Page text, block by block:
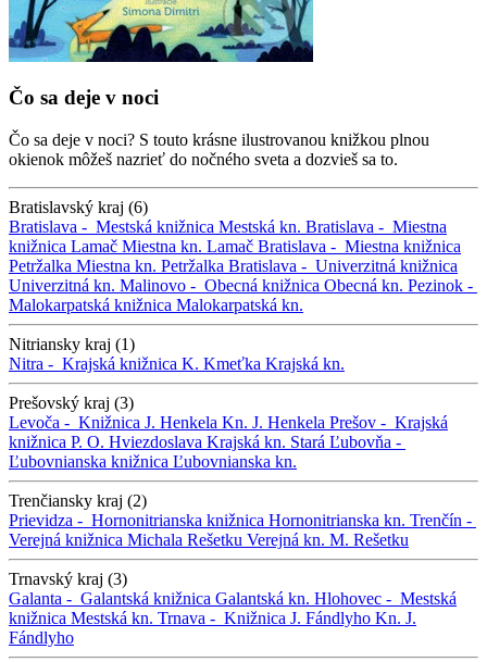
Čo sa deje v noci
Čo sa deje v noci? S touto krásne ilustrovanou knižkou plnou
okienok môžeš nazrieť do nočného sveta a dozvieš sa to.
Bratislavský kraj (6)
Bratislava - Mestská knižnica Mestská kn. Bratislava - Miestna
knižnica Lamač Miestna kn. Lamač Bratislava - Miestna knižnica
Petržalka Miestna kn. Petržalka Bratislava - Univerzitná knižnica
Univerzitná kn. Malinovo - Obecná knižnica Obecná kn. Pezinok -
Malokarpatská knižnica Malokarpatská kn.
Nitriansky kraj (1)
Nitra - Krajská knižnica K. Kmeťka Krajská kn.
Prešovský kraj (3)
Levoča - Knižnica J. Henkela Kn. J. Henkela Prešov - Krajská
knižnica P. O. Hviezdoslava Krajská kn. Stará Ľubovňa -
Ľubovnianska knižnica Ľubovnianska kn.
Trenčiansky kraj (2)
Prievidza - Hornonitrianska knižnica Hornonitrianska kn. Trenčín -
Verejná knižnica Michala Rešetku Verejná kn. M. Rešetku
Trnavský kraj (3)
Galanta - Galantská knižnica Galantská kn. Hlohovec - Mestská
knižnica Mestská kn. Trnava - Knižnica J. Fándlyho Kn. J.
Fándlyho